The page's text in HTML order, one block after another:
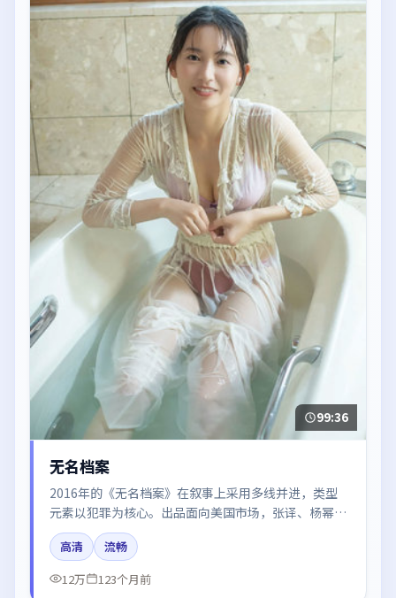
99:36
无名档案
2016年的《无名档案》在叙事上采用多线并进，类型
元素以犯罪为核心。出品面向美国市场，张译、杨幂、
刘亦菲所饰角色推动关键反转，结尾留白引发讨论。
高清
流畅
12万
123个月前